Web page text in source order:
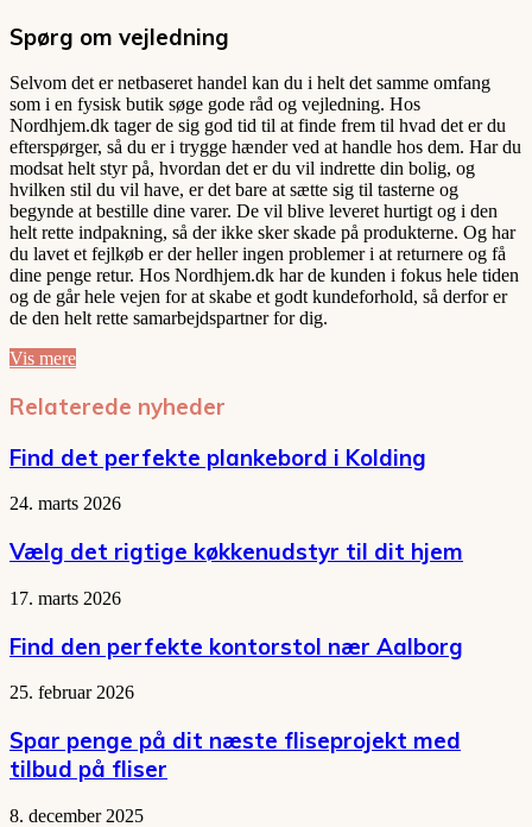
Spørg om vejledning
Selvom det er netbaseret handel kan du i helt det samme omfang
som i en fysisk butik søge gode råd og vejledning. Hos
Nordhjem.dk tager de sig god tid til at finde frem til hvad det er du
efterspørger, så du er i trygge hænder ved at handle hos dem. Har du
modsat helt styr på, hvordan det er du vil indrette din bolig, og
hvilken stil du vil have, er det bare at sætte sig til tasterne og
begynde at bestille dine varer. De vil blive leveret hurtigt og i den
helt rette indpakning, så der ikke sker skade på produkterne. Og har
du lavet et fejlkøb er der heller ingen problemer i at returnere og få
dine penge retur. Hos Nordhjem.dk har de kunden i fokus hele tiden
og de går hele vejen for at skabe et godt kundeforhold, så derfor er
de den helt rette samarbejdspartner for dig.
Vis mere
Relaterede nyheder
Find det perfekte plankebord i Kolding
24. marts 2026
Vælg det rigtige køkkenudstyr til dit hjem
17. marts 2026
Find den perfekte kontorstol nær Aalborg
25. februar 2026
Spar penge på dit næste fliseprojekt med
tilbud på fliser
8. december 2025